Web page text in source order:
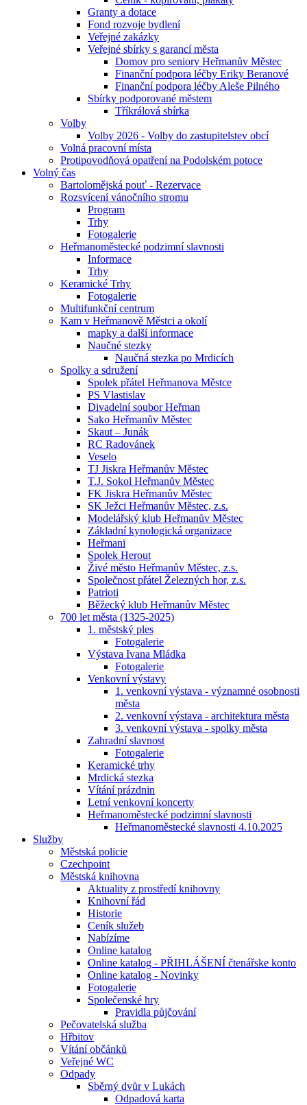
Granty a dotace
Fond rozvoje bydlení
Veřejné zakázky
Veřejné sbírky s garancí města
Domov pro seniory Heřmanův Městec
Finanční podpora léčby Eriky Beranové
Finanční podpora léčby Aleše Pilného
Sbírky podporované městem
Tříkrálová sbírka
Volby
Volby 2026 - Volby do zastupitelstev obcí
Volná pracovní místa
Protipovodňová opatření na Podolském potoce
Volný čas
Bartolomějská pouť - Rezervace
Rozsvícení vánočního stromu
Program
Trhy
Fotogalerie
Heřmanoměstecké podzimní slavnosti
Informace
Trhy
Keramické Trhy
Fotogalerie
Multifunkční centrum
Kam v Heřmanově Městci a okolí
mapky a další informace
Naučné stezky
Naučná stezka po Mrdicích
Spolky a sdružení
Spolek přátel Heřmanova Městce
PS Vlastislav
Divadelní soubor Heřman
Sako Heřmanův Městec
Skaut – Junák
RC Radovánek
Veselo
TJ Jiskra Heřmanův Městec
T.J. Sokol Heřmanův Městec
FK Jiskra Heřmanův Městec
SK Ježci Heřmanův Městec, z.s.
Modelářský klub Heřmanův Městec
Základní kynologická organizace
Heřmani
Spolek Herout
Živé město Heřmanův Městec, z.s.
Společnost přátel Železných hor, z.s.
Patrioti
Běžecký klub Heřmanův Městec
700 let města (1325-2025)
1. městský ples
Fotogalerie
Výstava Ivana Mládka
Fotogalerie
Venkovní výstavy
1. venkovní výstava - významné osobnosti
města
2. venkovní výstava - architektura města
3. venkovní výstava - spolky města
Zahradní slavnost
Fotogalerie
Keramické trhy
Mrdická stezka
Vítání prázdnin
Letní venkovní koncerty
Heřmanoměstecké podzimní slavnosti
Heřmanoměstecké slavnosti 4.10.2025
Služby
Městská policie
Czechpoint
Městská knihovna
Aktuality z prostředí knihovny
Knihovní řád
Historie
Ceník služeb
Nabízíme
Online katalog
Online katalog - PŘIHLÁŠENÍ čtenářske konto
Online katalog - Novinky
Fotogalerie
Společenské hry
Pravidla půjčování
Pečovatelská služba
Hřbitov
Vítání občánků
Veřejné WC
Odpady
Sběrný dvůr v Lukách
Odpadová karta